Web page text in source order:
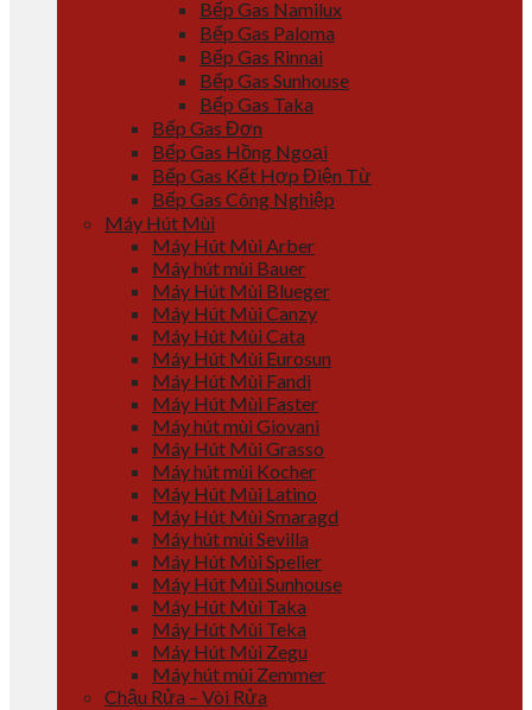
Bếp Gas Namilux
Bếp Gas Paloma
Bếp Gas Rinnai
Bếp Gas Sunhouse
Bếp Gas Taka
Bếp Gas Đơn
Bếp Gas Hồng Ngoại
Bếp Gas Kết Hợp Điện Từ
Bếp Gas Công Nghiệp
Máy Hút Mùi
Máy Hút Mùi Arber
Máy hút mùi Bauer
Máy Hút Mùi Blueger
Máy Hút Mùi Canzy
Máy Hút Mùi Cata
Máy Hút Mùi Eurosun
Máy Hút Mùi Fandi
Máy Hút Mùi Faster
Máy hút mùi Giovani
Máy Hút Mùi Grasso
Máy hút mùi Kocher
Máy Hút Mùi Latino
Máy Hút Mùi Smaragd
Máy hút mùi Sevilla
Máy Hút Mùi Spelier
Máy Hút Mùi Sunhouse
Máy Hút Mùi Taka
Máy Hút Mùi Teka
Máy Hút Mùi Zegu
Máy hút mùi Zemmer
Chậu Rửa – Vòi Rửa